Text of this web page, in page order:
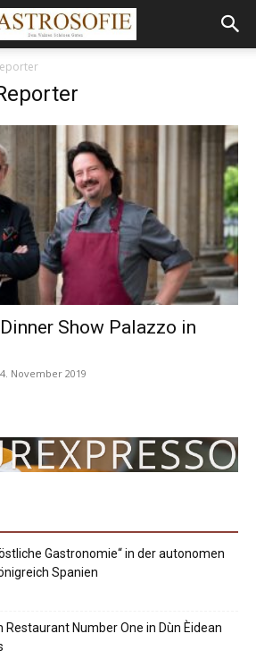
Show Palazzo in
November 2019
Gastronomie“ in der autonomen
Spanien
Number One in Dùn Èidean